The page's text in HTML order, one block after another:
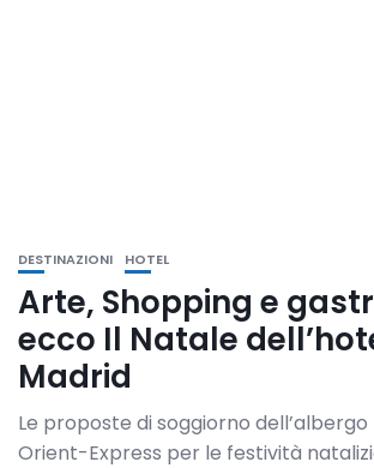
DESTINAZIONI HOTEL
Arte, Shopping e
ecco Il Natale
Madrid
Le proposte di soggiorno
Orient-Express per le festività